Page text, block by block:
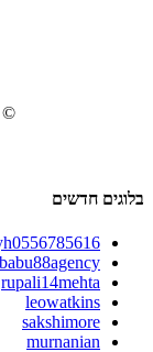
©
בלוגים חדשים
babu88agency
rupali14mehta
leowatkins
sakshimore
murnanian